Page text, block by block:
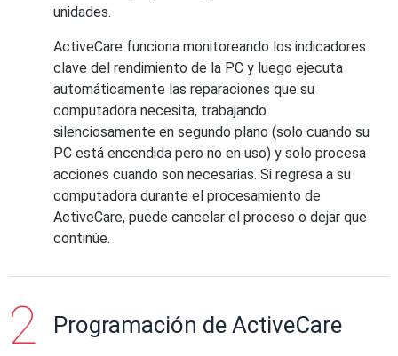
unidades.
ActiveCare funciona monitoreando los indicadores
clave del rendimiento de la PC y luego ejecuta
automáticamente las reparaciones que su
computadora necesita, trabajando
silenciosamente en segundo plano (solo cuando su
PC está encendida pero no en uso) y solo procesa
acciones cuando son necesarias. Si regresa a su
computadora durante el procesamiento de
ActiveCare, puede cancelar el proceso o dejar que
continúe.
Programación de ActiveCare